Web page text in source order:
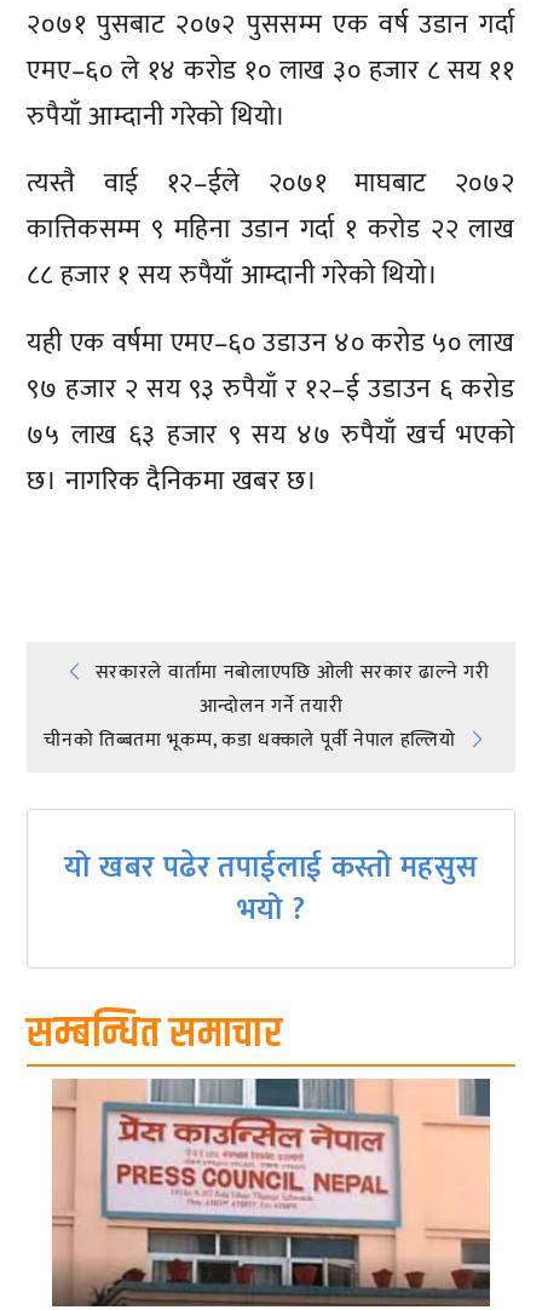
२०७१ पुसबाट २०७२ पुससम्म एक वर्ष उडान गर्दा
एमए–६० ले १४ करोड १० लाख ३० हजार ८ सय ११
रुपैयाँ आम्दानी गरेको थियो।
त्यस्तै वाई १२–ईले २०७१ माघबाट २०७२
कात्तिकसम्म ९ महिना उडान गर्दा १ करोड २२ लाख
८८ हजार १ सय रुपैयाँ आम्दानी गरेको थियो।
यही एक वर्षमा एमए–६० उडाउन ४० करोड ५० लाख
९७ हजार २ सय ९३ रुपैयाँ र १२–ई उडाउन ६ करोड
७५ लाख ६३ हजार ९ सय ४७ रुपैयाँ खर्च भएको
छ। नागरिक दैनिकमा खबर छ।
Post
navigation
सरकारले वार्तामा नबोलाएपछि ओली सरकार ढाल्ने गरी
आन्दोलन गर्ने तयारी
चीनको तिब्बतमा भूकम्प, कडा धक्काले पूर्वी नेपाल हल्लियो
यो खबर पढेर तपाईलाई कस्तो महसुस
भयो ?
सम्बन्धित समाचार